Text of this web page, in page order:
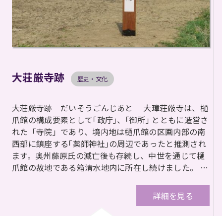
大荘厳寺跡 歴史・文化
大荘厳寺跡 だいそうごんじあと 大璋荘厳寺は、樋
爪館の構成要素として｢政庁｣、｢御所｣ とともに造営さ
れた「寺院」であり、境内地は樋爪館の区画内部の南
西部に鎮座する｢薬師神社｣の周辺であったと推測され
ます。奥州藤原氏の滅亡後も存続し、中世を通じて樋
爪館の故地である箱清水地内に所在し続けました。 …
詳細を見る